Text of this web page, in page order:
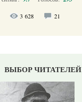
3 628 21
ВЫБОР ЧИТАТЕЛЕЙ